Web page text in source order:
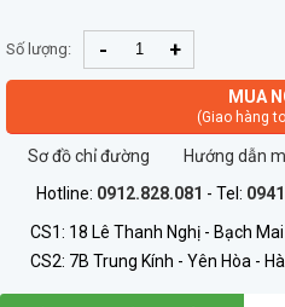
Số lượng: - +
MUA
(Giao hàng
Sơ đồ chỉ đường
Hướng dẫn
Hotline: 0912.828.081 - Tel:
CS1: 18 Lê Thanh Nghị - Bạch Mai
CS2: 7B Trung Kính - Yên Hòa -